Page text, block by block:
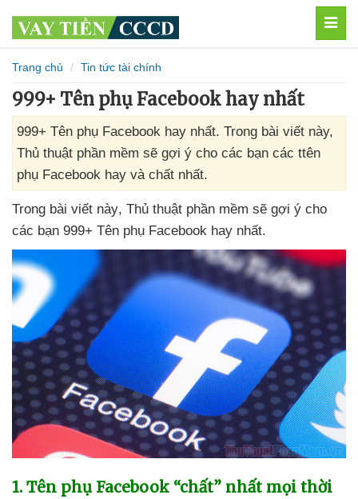
Trang chủ Tin tức tài chính
999+ Tên phụ Facebook hay nhất
999+ Tên phụ Facebook hay nhất. Trong bài viết này,
Thủ thuật phần mềm sẽ gợi ý cho các bạn các ttên
phụ Facebook hay và chất nhất.
Trong bài viết này, Thủ thuật phần mềm sẽ gợi ý cho
các bạn 999+ Tên phụ Facebook hay nhất.
1. Tên phụ Facebook “chất” nhất mọi thời